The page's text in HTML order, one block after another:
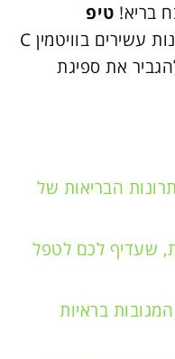
בריא! טיפ
נסו לשלב רוקט עם מזונות עשירים בוויטמין C
את ספיגת
הבריאות של
שעדיף לכם לטפל
בראיות